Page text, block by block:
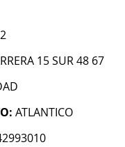
15 SUR 48 67
ATLANTICO